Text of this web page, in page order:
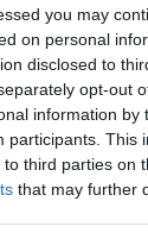
you may
on personal
disclosed to
opt-out
information by
participants. This
third parties on
that may further
11:52
της
μαρτύρησαν